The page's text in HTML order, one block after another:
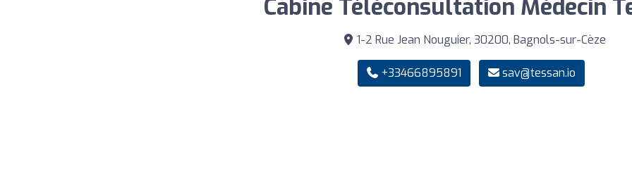
Cabine Téléconsultation Médecin
1-2 Rue Jean Nouguier, 30200, Bagnols-sur-Cèze
+33466895891 sav@tessan.io